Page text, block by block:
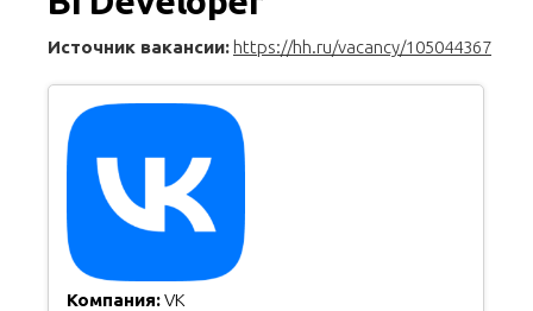
Источник вакансии: https://hh.ru/vacancy/105044367
Компания:VK